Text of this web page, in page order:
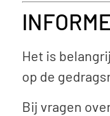
Het is
op de
Bij vragen